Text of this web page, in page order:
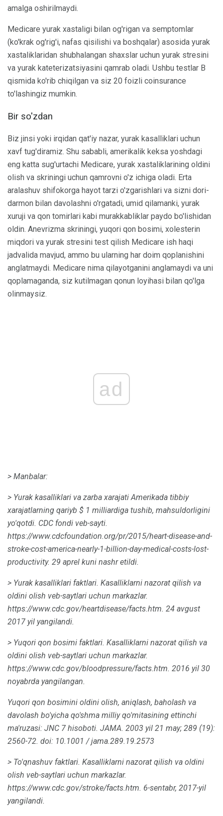
amalga oshirilmaydi.
Medicare yurak xastaligi bilan og'rigan va semptomlar
(ko'krak og'rig'i, nafas qisilishi va boshqalar) asosida yurak
xastaliklaridan shubhalangan shaxslar uchun yurak stresini
va yurak kateterizatsiyasini qamrab oladi. Ushbu testlar B
qismida ko'rib chiqilgan va siz 20 foizli coinsurance
to'lashingiz mumkin.
Bir so'zdan
Biz jinsi yoki irqidan qat'iy nazar, yurak kasalliklari uchun
xavf tug'diramiz. Shu sababli, amerikalik keksa yoshdagi
eng katta sug'urtachi Medicare, yurak xastaliklarining oldini
olish va skriningi uchun qamrovni o'z ichiga oladi. Erta
aralashuv shifokorga hayot tarzi o'zgarishlari va sizni dori-
darmon bilan davolashni o'rgatadi, umid qilamanki, yurak
xuruji va qon tomirlari kabi murakkabliklar paydo bo'lishidan
oldin. Anevrizma skriningi, yuqori qon bosimi, xolesterin
miqdori va yurak stresini test qilish Medicare ish haqi
jadvalida mavjud, ammo bu ularning har doim qoplanishini
anglatmaydi. Medicare nima qilayotganini anglamaydi va uni
qoplamaganda, siz kutilmagan qonun loyihasi bilan qo'lga
olinmaysiz.
ad
> Manbalar:
> Yurak kasalliklari va zarba xarajati Amerikada tibbiy
xarajatlarning qariyb $ 1 milliardiga tushib, mahsuldorligini
yo'qotdi. CDC fondi veb-sayti.
https://www.cdcfoundation.org/pr/2015/heart-disease-and-
stroke-cost-america-nearly-1-billion-day-medical-costs-lost-
productivity. 29 aprel kuni nashr etildi.
> Yurak kasalliklari faktlari. Kasalliklarni nazorat qilish va
oldini olish veb-saytlari uchun markazlar.
https://www.cdc.gov/heartdisease/facts.htm. 24 avgust
2017 yil yangilandi.
> Yuqori qon bosimi faktlari. Kasalliklarni nazorat qilish va
oldini olish veb-saytlari uchun markazlar.
https://www.cdc.gov/bloodpressure/facts.htm. 2016 yil 30
noyabrda yangilangan.
Yuqori qon bosimini oldini olish, aniqlash, baholash va
davolash bo'yicha qo'shma milliy qo'mitasining ettinchi
ma'ruzasi: JNC 7 hisoboti. JAMA. 2003 yil 21 may; 289 (19):
2560-72. doi: 10.1001 / jama.289.19.2573
> To'qnashuv faktlari. Kasalliklarni nazorat qilish va oldini
olish veb-saytlari uchun markazlar.
https://www.cdc.gov/stroke/facts.htm. 6-sentabr, 2017-yil
yangilandi.